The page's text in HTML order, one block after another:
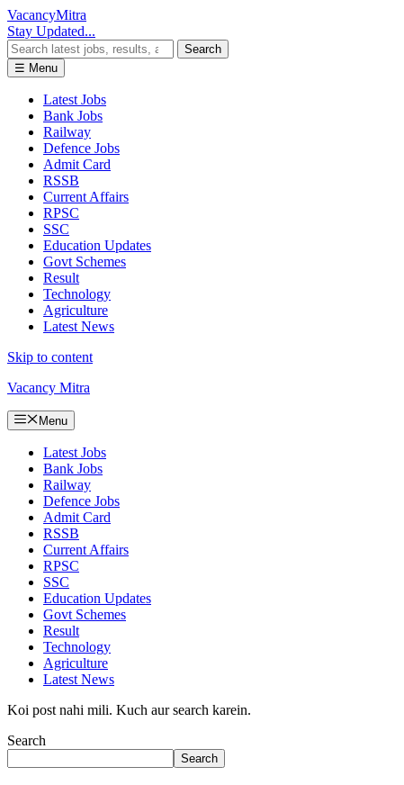
VacancyMitra
Stay Updated...
Search
☰ Menu
Latest Jobs
Bank Jobs
Railway
Defence Jobs
Admit Card
RSSB
Current Affairs
RPSC
SSC
Education Updates
Govt Schemes
Result
Technology
Agriculture
Latest News
Skip to content
Vacancy Mitra
Menu
Latest Jobs
Bank Jobs
Railway
Defence Jobs
Admit Card
RSSB
Current Affairs
RPSC
SSC
Education Updates
Govt Schemes
Result
Technology
Agriculture
Latest News
Koi post nahi mili. Kuch aur search karein.
Search
Search